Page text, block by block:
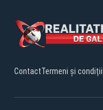
ContactTermeni și condiții